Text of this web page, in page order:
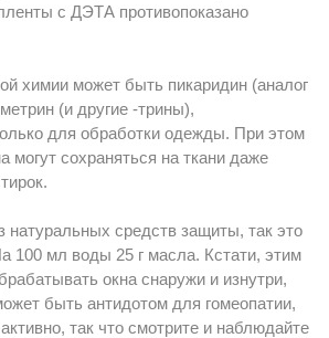
с ДЭТА противопоказано
химии может быть пикаридин (аналог
(и другие -трины),
для обработки одежды. При этом
могут сохраняться на ткани даже
натуральных средств защиты, так это
100 мл воды 25 г масла. Кстати, этим
окна снаружи и изнутри,
быть антидотом для гомеопатии,
так что смотрите и наблюдайте